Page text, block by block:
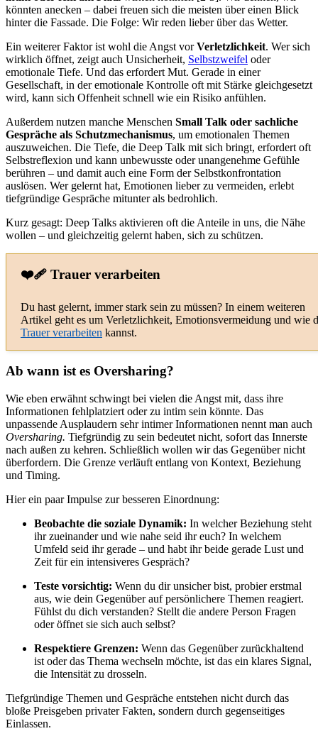
könnten anecken – dabei freuen sich die meisten über einen Blick
hinter die Fassade. Die Folge: Wir reden lieber über das Wetter.
Ein weiterer Faktor ist wohl die Angst vorVerletzlichkeit. Wer sich
wirklich öffnet, zeigt auch Unsicherheit, Selbstzweifel oder
emotionale Tiefe. Und das erfordert Mut. Gerade in einer
Gesellschaft, in der emotionale Kontrolle oft mit Stärke gleichgesetzt
wird, kann sich Offenheit schnell wie ein Risiko anfühlen.
Außerdem nutzen manche Menschen Small Talk oder sachliche
Gespräche als Schutzmechanismus, um emotionalen Themen
auszuweichen. Die Tiefe, die Deep Talk mit sich bringt, erfordert oft
Selbstreflexion und kann unbewusste oder unangenehme Gefühle
berühren – und damit auch eine Form der Selbstkonfrontation
auslösen. Wer gelernt hat, Emotionen lieber zu vermeiden, erlebt
tiefgründige Gespräche mitunter als bedrohlich.
Kurz gesagt: Deep Talks aktivieren oft die Anteile in uns, die Nähe
wollen – und gleichzeitig gelernt haben, sich zu schützen.
❤️‍🩹 Trauer verarbeiten
Du hast gelernt, immer stark sein zu müssen? In einem weiteren
Artikel geht es um Verletzlichkeit, Emotionsvermeidung und wie
Trauer verarbeiten kannst.
Ab wann ist es Oversharing?
Wie eben erwähnt schwingt bei vielen die Angst mit, dass ihre
Informationen fehlplatziert oder zu intim sein könnte. Das
unpassende Ausplaudern sehr intimer Informationen nennt man auch
Oversharing. Tiefgründig zu sein bedeutet nicht, sofort das Innerste
nach außen zu kehren. Schließlich wollen wir das Gegenüber nicht
überfordern. Die Grenze verläuft entlang von Kontext, Beziehung
und Timing.
Hier ein paar Impulse zur besseren Einordnung:
Beobachte die soziale Dynamik: In welcher Beziehung steht
ihr zueinander und wie nahe seid ihr euch? In welchem
Umfeld seid ihr gerade – und habt ihr beide gerade Lust und
Zeit für ein intensiveres Gespräch?
Teste vorsichtig: Wenn du dir unsicher bist, probier erstmal
aus, wie dein Gegenüber auf persönlichere Themen reagiert.
Fühlst du dich verstanden? Stellt die andere Person Fragen
oder öffnet sie sich auch selbst?
Respektiere Grenzen: Wenn das Gegenüber zurückhaltend
ist oder das Thema wechseln möchte, ist das ein klares Signal,
die Intensität zu drosseln.
Tiefgründige Themen und Gespräche entstehen nicht durch das
bloße Preisgeben privater Fakten, sondern durch gegenseitiges
Einlassen.